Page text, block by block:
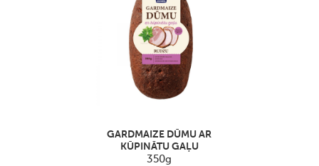
GARDMAIZE DŪMU AR
KŪPINĀTU GAĻU
350g